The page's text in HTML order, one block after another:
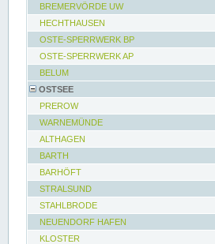
BREMERVÖRDE UW
HECHTHAUSEN
OSTE-SPERRWERK BP
OSTE-SPERRWERK AP
BELUM
OSTSEE
PREROW
WARNEMÜNDE
ALTHAGEN
BARTH
BARHÖFT
STRALSUND
STAHLBRODE
NEUENDORF HAFEN
KLOSTER